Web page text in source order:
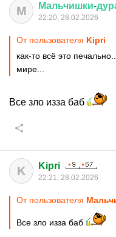
М Мальчишки-
22:20, 28.02.2026
От пользователя Kipri
как-то всё это
мире...
Все зло изза баб
K Kipri
22:21, 28.02.2026
От пользователя
Все зло изза баб